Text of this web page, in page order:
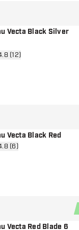
Vecta Black Silver
pannello recensioni
(12)
Vecta Black Red
recensioni
(6)
Vecta Red Blade 6